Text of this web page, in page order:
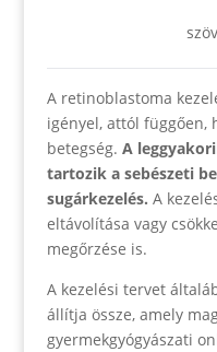
A retinoblastoma
igényel, attól függően,
betegség. A
tartozik a sebészeti
sugárkezelés. A
eltávolítása vagy
megőrzése is.
A kezelési tervet
állítja össze, amely
gyermekgyógyászati